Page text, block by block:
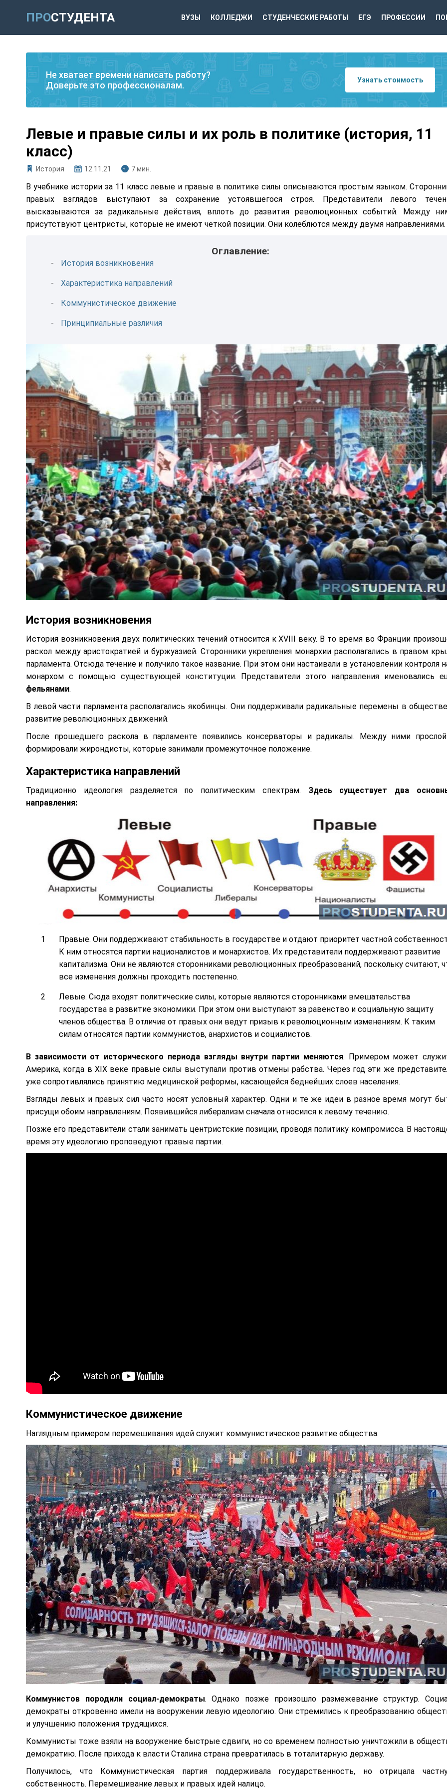
ПРОСТУДЕНТА ВУЗЫ КОЛЛЕДЖИ СТУДЕНЧЕСКИЕ РАБОТЫ ЕГЭ ПРОФЕССИИ
Не хватает времени написать работу?
Доверьте это профессионалам.
Узнать стоимость
Левые и правые силы и их роль в политике (история, 11
класс)
История 12.11.21 7 мин.
В учебнике истории за 11 класс левые и правые в политике силы описываются простым языком.
правых взглядов выступают за сохранение устоявшегося строя. Представители левого
высказываются за радикальные действия, вплоть до развития революционных событий. Между
присутствуют центристы, которые не имеют четкой позиции. Они колеблются между двумя направлениями.
Оглавление:
История возникновения
Характеристика направлений
Коммунистическое движение
Принципиальные различия
История возникновения
История возникновения двух политических течений относится к XVIII веку. В то время во Франции
раскол между аристократией и буржуазией. Сторонники укрепления монархии располагались в правом
парламента. Отсюда течение и получило такое название. При этом они настаивали в установлении контроля
монархом с помощью существующей конституции. Представители этого направления именовались
фельянами.
В левой части парламента располагались якобинцы. Они поддерживали радикальные перемены в
развитие революционных движений.
После прошедшего раскола в парламенте появились консерваторы и радикалы. Между ними
формировали жирондисты, которые занимали промежуточное положение.
Характеристика направлений
Традиционно идеология разделяется по политическим спектрам. Здесь существует два
направления:
Правые. Они поддерживают стабильность в государстве и отдают приоритет частной
К ним относятся партии националистов и монархистов. Их представители поддерживают развитие
капитализма. Они не являются сторонниками революционных преобразований, поскольку считают,
все изменения должны проходить постепенно.
Левые. Сюда входят политические силы, которые являются сторонниками вмешательства
государства в развитие экономики. При этом они выступают за равенство и социальную защиту
членов общества. В отличие от правых они ведут призыв к революционным изменениям. К таким
силам относятся партии коммунистов, анархистов и социалистов.
В зависимости от исторического периода взгляды внутри партии меняются. Примером может
Америка, когда в XIX веке правые силы выступали против отмены рабства. Через год эти же
уже сопротивлялись принятию медицинской реформы, касающейся беднейших слоев населения.
Взгляды левых и правых сил часто носят условный характер. Одни и те же идеи в разное время могут
присущи обоим направлениям. Появившийся либерализм сначала относился к левому течению.
Позже его представители стали занимать центристские позиции, проводя политику компромисса. В
время эту идеологию проповедуют правые партии.
Коммунистическое движение
Наглядным примером перемешивания идей служит коммунистическое развитие общества.
​Коммунистов породили социал-демократы. Однако позже произошло размежевание структур.
демократы откровенно имели на вооружении левую идеологию. Они стремились к преобразованию
и улучшению положения трудящихся.
Коммунисты тоже взяли на вооружение быстрые сдвиги, но со временем полностью уничтожили в
демократию. После прихода к власти Сталина страна превратилась в тоталитарную державу.
Получилось, что Коммунистическая партия поддерживала государственность, но отрицала
собственность. Перемешивание левых и правых идей налицо.